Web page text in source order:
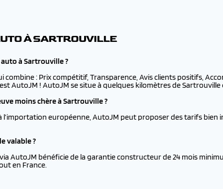
À SARTROUVILLE
à Sartrouville ?
combine : Prix compétitif, Transparence, Avis clients positifs,
AutoJM ! AutoJM se situe à quelques kilomètres de Sartrouville
moins chère à Sartrouville ?
l’importation européenne, AutoJM peut proposer des tarifs bien
valable ?
AutoJM bénéficie de la garantie constructeur de 24 mois
en France.